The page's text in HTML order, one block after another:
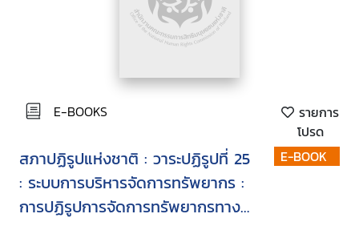
E-BOOKS
รายการ
โปรด
สภาปฏิรูปแห่งชาติ : วาระปฏิรูปที่ 25
: ระบบการบริหารจัดการทรัพยากร :
การปฏิรูปการจัดการทรัพยากรทาง
E-BOOK